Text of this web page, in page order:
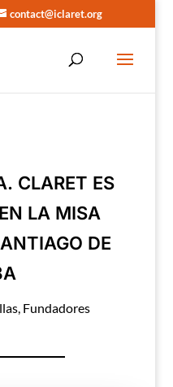
contact@iclaret.org
CLARET ES
LA MISA
DE
, Fundadores